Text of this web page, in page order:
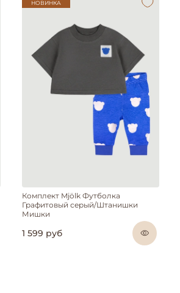
НОВИНКА
Комплект Mjölk Футболка
Графитовый серый/Штанишки
Мишки
1 599 руб